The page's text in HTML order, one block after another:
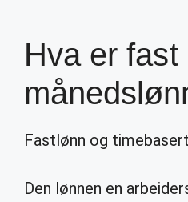
Hva er fast
Fastlønn og timebasert
Den lønnen en